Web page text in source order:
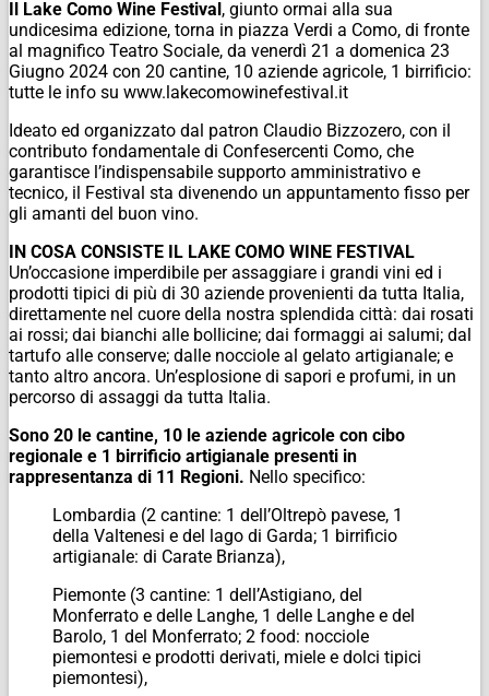
Il Lake Como Wine Festival, giunto ormai alla sua
undicesima edizione, torna in piazza Verdi a Como, di fronte
al magnifico Teatro Sociale, da venerdì 21 a domenica 23
Giugno 2024 con 20 cantine, 10 aziende agricole, 1 birrificio:
tutte le info su www.lakecomowinefestival.it
Ideato ed organizzato dal patron Claudio Bizzozero, con il
contributo fondamentale di Confesercenti Como, che
garantisce l’indispensabile supporto amministrativo e
tecnico, il Festival sta divenendo un appuntamento fisso per
gli amanti del buon vino.
IN COSA CONSISTE IL LAKE COMO WINE FESTIVAL
Un’occasione imperdibile per assaggiare i grandi vini ed i
prodotti tipici di più di 30 aziende provenienti da tutta Italia,
direttamente nel cuore della nostra splendida città: dai rosati
ai rossi; dai bianchi alle bollicine; dai formaggi ai salumi; dal
tartufo alle conserve; dalle nocciole al gelato artigianale; e
tanto altro ancora. Un’esplosione di sapori e profumi, in un
percorso di assaggi da tutta Italia.
Sono 20 le cantine, 10 le aziende agricole con cibo
regionale e 1 birrificio artigianale presenti in
rappresentanza di 11 Regioni. Nello specifico:
Lombardia (2 cantine: 1 dell’Oltrepò pavese, 1
della Valtenesi e del lago di Garda; 1 birrificio
artigianale: di Carate Brianza),
Piemonte (3 cantine: 1 dell’Astigiano, del
Monferrato e delle Langhe, 1 delle Langhe e del
Barolo, 1 del Monferrato; 2 food: nocciole
piemontesi e prodotti derivati, miele e dolci tipici
piemontesi),